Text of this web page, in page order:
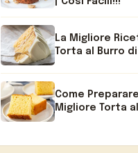
La Migliore
Torta al Burro
Come
Migliore Torta